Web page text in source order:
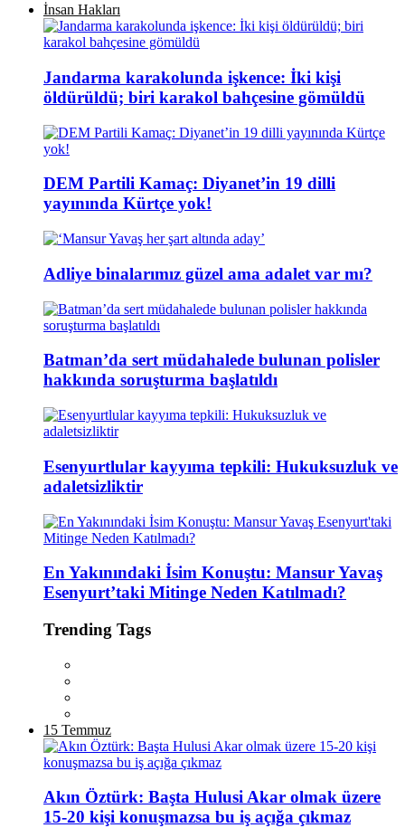
İnsan Hakları
Jandarma karakolunda işkence: İki kişi
öldürüldü; biri karakol bahçesine gömüldü
DEM Partili Kamaç: Diyanet’in 19 dilli
yayınında Kürtçe yok!
Adliye binalarımız güzel ama adalet var mı?
Batman’da sert müdahalede bulunan polisler
hakkında soruşturma başlatıldı
Esenyurtlular kayyıma tepkili: Hukuksuzluk ve
adaletsizliktir
En Yakınındaki İsim Konuştu: Mansur Yavaş
Esenyurt’taki Mitinge Neden Katılmadı?
Trending Tags
15 Temmuz
Akın Öztürk: Başta Hulusi Akar olmak üzere
15-20 kişi konuşmazsa bu iş açığa çıkmaz